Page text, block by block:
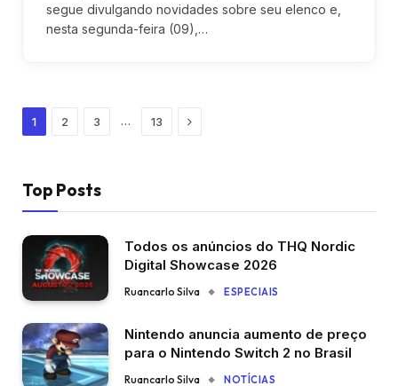
segue divulgando novidades sobre seu elenco e,
nesta segunda-feira (09),…
1 2 3 … 13 Next
Top Posts
Todos os anúncios do THQ Nordic
Digital Showcase 2026
Ruancarlo Silva ESPECIAIS
Nintendo anuncia aumento de preço
para o Nintendo Switch 2 no Brasil
Ruancarlo Silva NOTÍCIAS